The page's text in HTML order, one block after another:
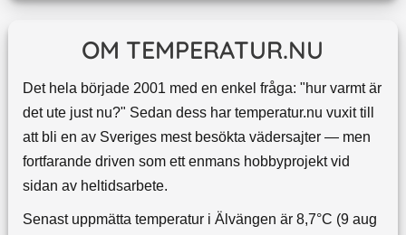
OM TEMPERATUR.NU
Det hela började 2001 med en enkel fråga: "hur varmt är
det ute just nu?" Sedan dess har temperatur.nu vuxit till
att bli en av Sveriges mest besökta vädersajter — men
fortfarande driven som ett enmans hobbyprojekt vid
sidan av heltidsarbete.
Senast uppmätta temperatur i Älvängen är 8,7°C (9 aug